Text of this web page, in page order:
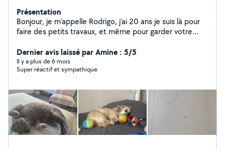
Présentation
Bonjour, je m'appelle Rodrigo, j'ai 20 ans je suis là pour
faire des petits travaux, et même pour garder votre
Dernier avis laissé par Amine : 5/5
Il y a plus de 6 mois
Super réactif et sympathique